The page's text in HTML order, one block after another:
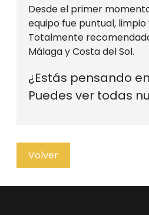
Desde el primer
equipo fue puntual,
Totalmente
Málaga y Costa del Sol.
¿Estás pensando
Puedes ver todas
Volver